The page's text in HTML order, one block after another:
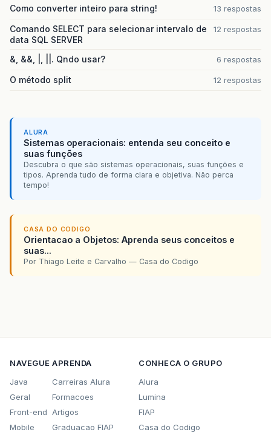
Como converter inteiro para string! 13 respostas
Comando SELECT para selecionar intervalo de
data SQL SERVER
12 respostas
&, &&, |, ||. Qndo usar? 6 respostas
O método split 12 respostas
ALURA
Sistemas operacionais: entenda seu conceito e
suas funções
Descubra o que são sistemas operacionais, suas funções e
tipos. Aprenda tudo de forma clara e objetiva. Não perca
tempo!
CASA DO CODIGO
Orientacao a Objetos: Aprenda seus conceitos e
suas...
Por Thiago Leite e Carvalho — Casa do Codigo
NAVEGUE
Java
Geral
Front-end
Mobile
APRENDA
Carreiras Alura
Formacoes
Artigos
Graduacao FIAP
CONHECA O GRUPO
Alura
Lumina
FIAP
Casa do Codigo